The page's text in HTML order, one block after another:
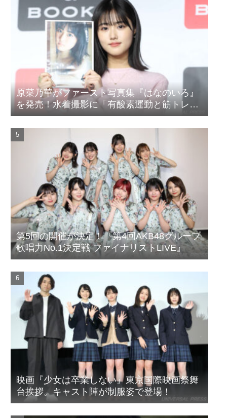
原菜乃華がファースト写真集『はなのいろ』
を発売！水着撮影に「有酸素運動と筋トレを
頑張りました」
第5回の開催が決定！『第4回AKB48グループ
歌唱力No.1決定戦 ファイナリストLIVE』
映画『少女は卒業しない』東京国際映画祭舞
台挨拶。キャスト陣が制服姿で登場！